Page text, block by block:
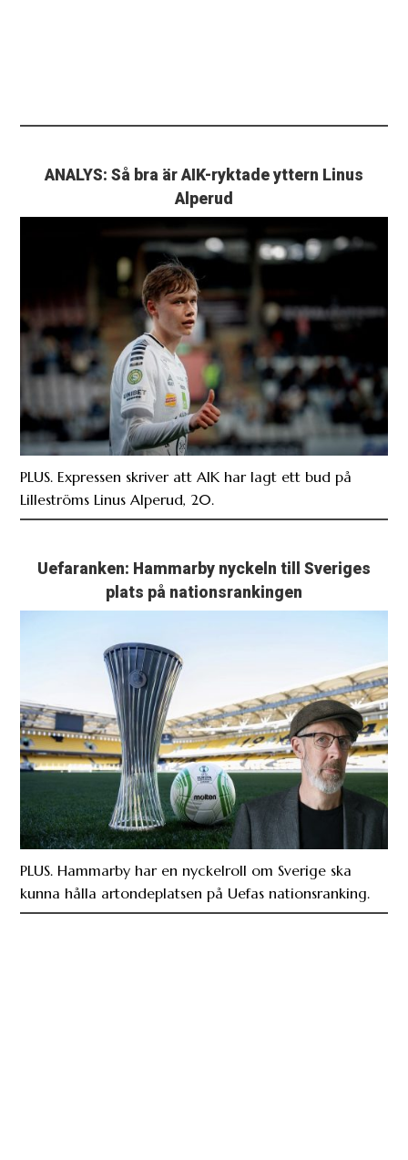
ANALYS: Så bra är AIK-ryktade yttern Linus
Alperud
PLUS. Expressen skriver att AIK har lagt ett bud på
Lilleströms Linus Alperud, 20.
Uefaranken: Hammarby nyckeln till Sveriges
plats på nationsrankingen
PLUS. Hammarby har en nyckelroll om Sverige ska
kunna hålla artondeplatsen på Uefas nationsranking.